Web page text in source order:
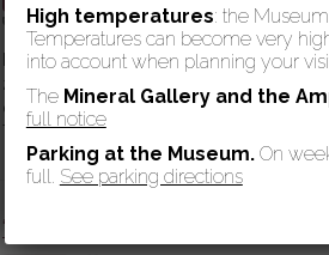
Scuola Di Formazione Per Insegnanti
Le Scienze, il Museo e la Scuola
2026 Scuola di formazione per
dal Museo di Storia Naturale
Terra dell’Università di
“Ecologia. Una casa da
High temperatures: the
Temperatures can become very
into account when planning your
The Mineral Gallery and the
full notice
Parking at the Museum.On
full. See parking directions